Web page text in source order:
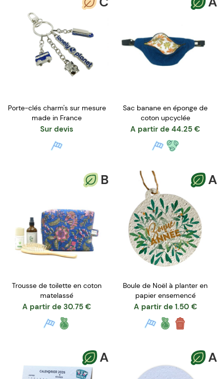
Porte-clés charm's sur mesure
made in France
Sur devis
Sac banane en éponge de
coton upcyclée
A partir de 44.25 €
B
Trousse de toilette en coton
matelassé
A partir de 30.75 €
A
Boule de Noël à planter en
papier ensemencé
A partir de 1.50 €
A A